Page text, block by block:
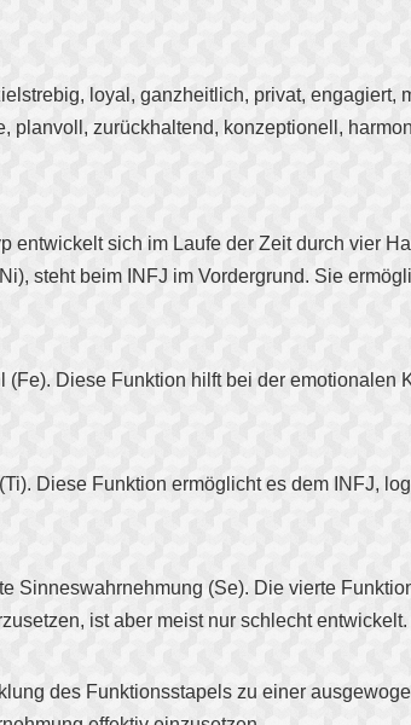
loyal, ganzheitlich, privat,
planvoll, zurückhaltend, konzeptionell,
entwickelt sich im Laufe der Zeit durch vier
steht beim INFJ im Vordergrund. Sie
(Fe). Diese Funktion hilft bei der
Diese Funktion ermöglicht es dem INFJ,
Sinneswahrnehmung (Se). Die vierte
ist aber meist nur schlecht entwickelt.
des Funktionsstapels zu einer